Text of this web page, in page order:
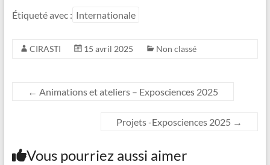
Étiqueté avec : Internationale
CIRASTI 15 avril 2025 Non classé
← Animations et ateliers – Exposciences 2025
Projets -Exposciences 2025 →
Vous pourriez aussi aimer